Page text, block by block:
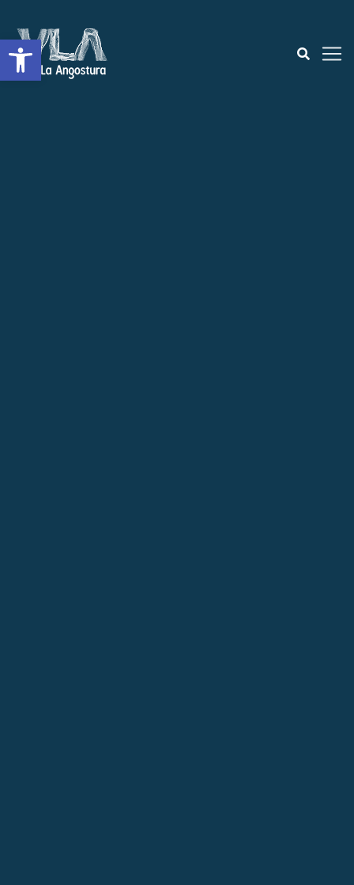
Abrir a barra de ferramentas